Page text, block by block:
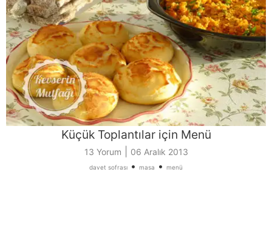
Küçük Toplantılar için Menü
13 Yorum 06 Aralık 2013
davet sofrası • masa • menü